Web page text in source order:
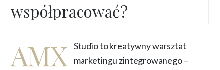
współpracować?
AMX
Studio to kreatywny warsztat
marketingu zintegrowanego –